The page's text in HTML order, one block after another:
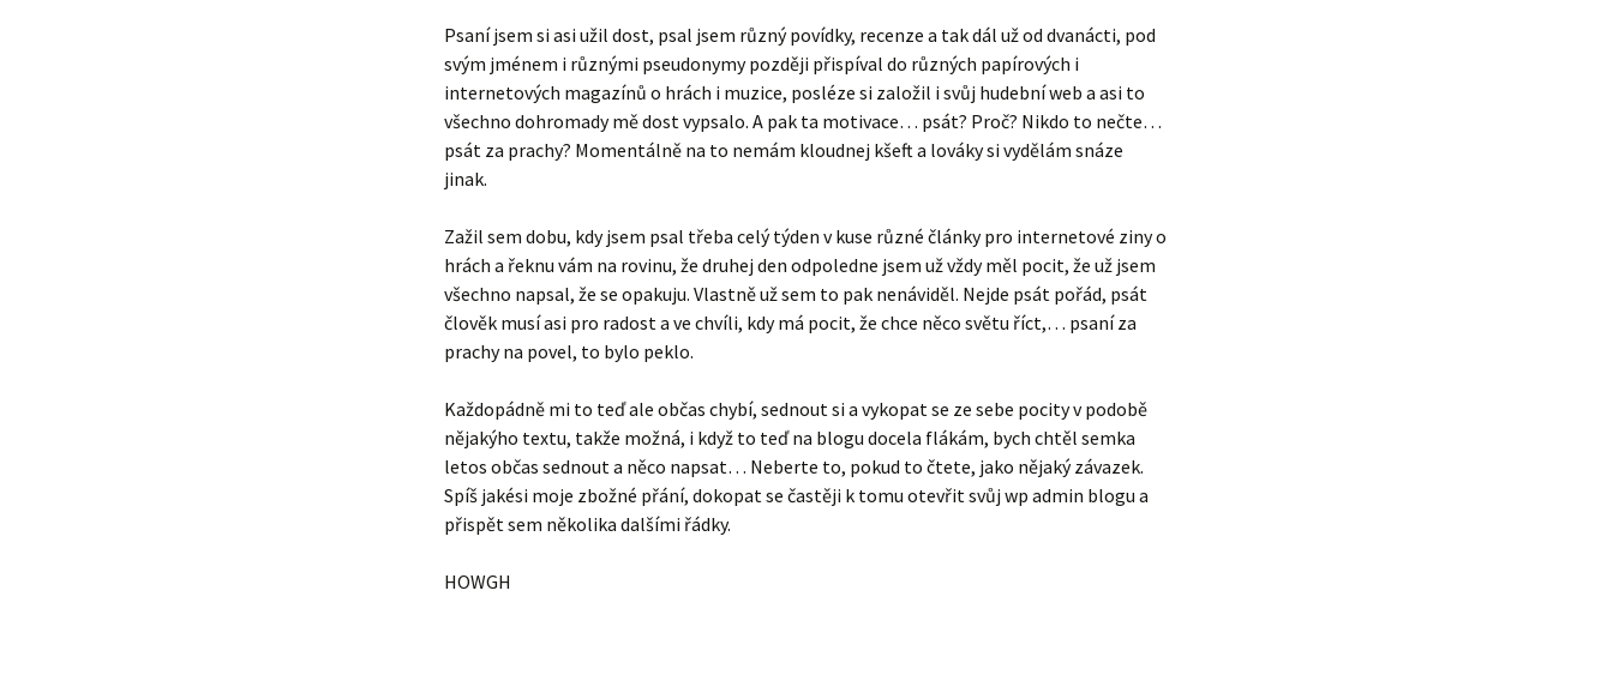
Psaní jsem si asi užil dost, psal jsem různý povídky, recenze a tak dál už od dvanácti, pod
svým jménem i různými pseudonymy později přispíval do různých papírových i
internetových magazínů o hrách i muzice, posléze si založil i svůj hudební web a asi to
všechno dohromady mě dost vypsalo. A pak ta motivace… psát? Proč? Nikdo to nečte…
psát za prachy? Momentálně na to nemám kloudnej kšeft a lováky si vydělám snáze
jinak.
Zažil sem dobu, kdy jsem psal třeba celý týden v kuse různé články pro internetové ziny o
hrách a řeknu vám na rovinu, že druhej den odpoledne jsem už vždy měl pocit, že už jsem
všechno napsal, že se opakuju. Vlastně už sem to pak nenáviděl. Nejde psát pořád, psát
člověk musí asi pro radost a ve chvíli, kdy má pocit, že chce něco světu říct,… psaní za
prachy na povel, to bylo peklo.
Každopádně mi to teď ale občas chybí, sednout si a vykopat se ze sebe pocity v podobě
nějakýho textu, takže možná, i když to teď na blogu docela flákám, bych chtěl semka
letos občas sednout a něco napsat… Neberte to, pokud to čtete, jako nějaký závazek.
Spíš jakési moje zbožné přání, dokopat se častěji k tomu otevřit svůj wp admin blogu a
přispět sem několika dalšími řádky.
HOWGH